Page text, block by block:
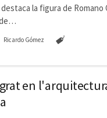
la figura de Romano
Ricardo Gómez
en